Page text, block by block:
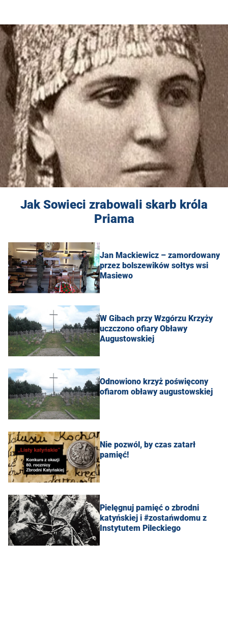
Jak Sowieci zrabowali skarb króla
Priama
Jan Mackiewicz – zamordowany
przez bolszewików sołtys wsi
Masiewo
W Gibach przy Wzgórzu Krzyży
uczczono ofiary Obławy
Augustowskiej
Odnowiono krzyż poświęcony
ofiarom obławy augustowskiej
Nie pozwól, by czas zatarł
pamięć!
Pielęgnuj pamięć o zbrodni
katyńskiej i #zostańwdomu z
Instytutem Pileckiego